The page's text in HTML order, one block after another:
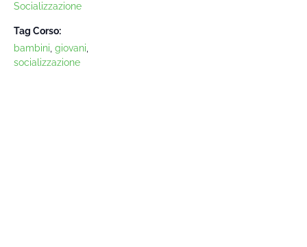
Socializzazione
Tag Corso:
bambini, giovani,
socializzazione